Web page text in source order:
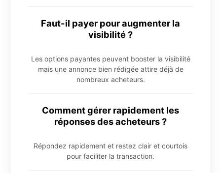
Faut-il payer pour augmenter la
visibilité ?
Les options payantes peuvent booster la visibilité
mais une annonce bien rédigée attire déjà de
nombreux acheteurs.
Comment gérer rapidement les
réponses des acheteurs ?
Répondez rapidement et restez clair et courtois
pour faciliter la transaction.